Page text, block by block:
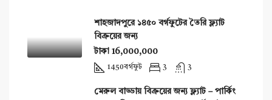
শাহজাদপুরে ১৪৫০ বর্গফুটের তৈরি ফ্ল্যাট
বিক্রয়ের জন্য
টাকা 16,000,000
1450বর্গফুট 3 3
মেরুল বাড্ডায় বিক্রয়ের জন্য ফ্ল্যাট – পার্কিং